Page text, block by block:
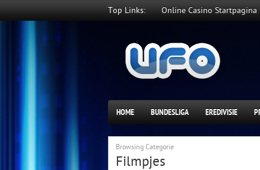
Top Links: Online Casino Startpagina
HOME BUNDESLIGA EREDIVISIE
Browsing Categorie
Filmpjes